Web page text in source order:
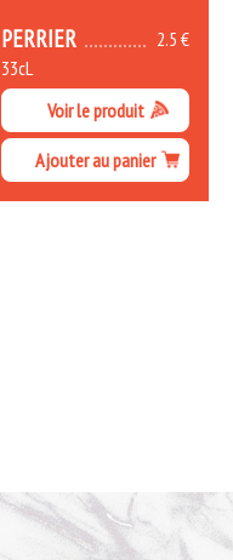
2.5 €
PERRIER
33cL
Voir le produit
Ajouter au panier